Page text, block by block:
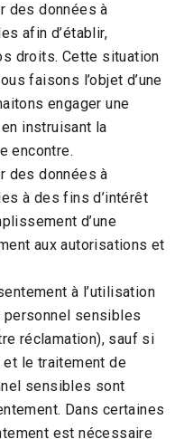
des données à
afin d’établir,
droits. Cette situation
faisons l’objet d’une
engager une
instruisant la
encontre.
des données à
à des fins d’intérêt
d’une
aux autorisations et
à l’utilisation
personnel sensibles
réclamation), sauf si
le traitement de
sensibles sont
Dans certaines
est nécessaire